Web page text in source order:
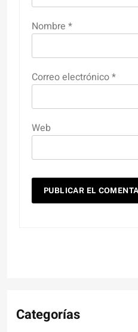
Nombre *
Correo electrónico*
Web
Categorías